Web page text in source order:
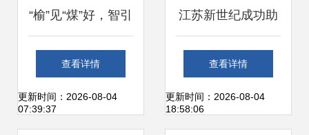
“榆”见“煤”好，智引
未来 中国煤科常州
研究院亮相第十八
查看详情
更新时间：2026-08-04
07:39:37
江苏新世纪成功助
力四家企业通过
ITSS运维能力成熟
查看详情
更新时间：2026-08-04
18:58:06